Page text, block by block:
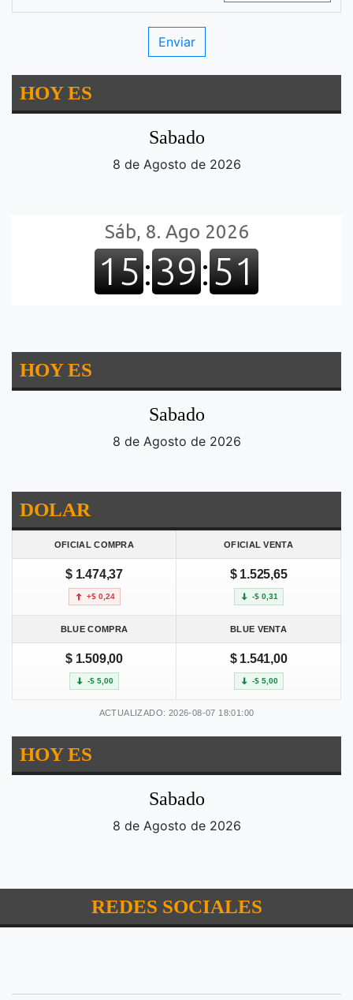
HOY ES
Sabado
8 de Agosto de 2026
HOY ES
Sabado
8 de Agosto de 2026
DOLAR
OFICIAL COMPRA OFICIAL VENTA
$ 1.474,37
+$ 0,24
$ 1.525,65
-$ 0,31
BLUE COMPRA BLUE VENTA
$ 1.509,00
-$ 5,00
$ 1.541,00
-$ 5,00
ACTUALIZADO: 2026-08-07 18:01:00
HOY ES
Sabado
8 de Agosto de 2026
REDES SOCIALES